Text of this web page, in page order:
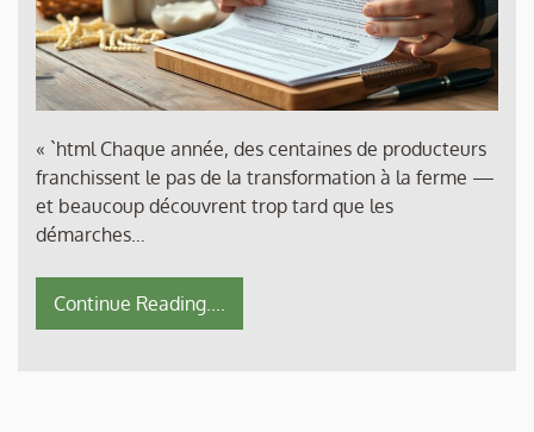
« `html Chaque année, des centaines de producteurs
franchissent le pas de la transformation à la ferme —
et beaucoup découvrent trop tard que les
démarches…
Continue Reading....